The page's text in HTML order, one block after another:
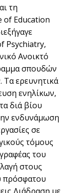
τη
of Education
Psychiatry,
Ανοικτό
σπουδών
Τα ερευνητικά
ενηλίκων,
διά βίου
ενδυνάμωση
σε
τόμους
του
στους
πρόσφατου